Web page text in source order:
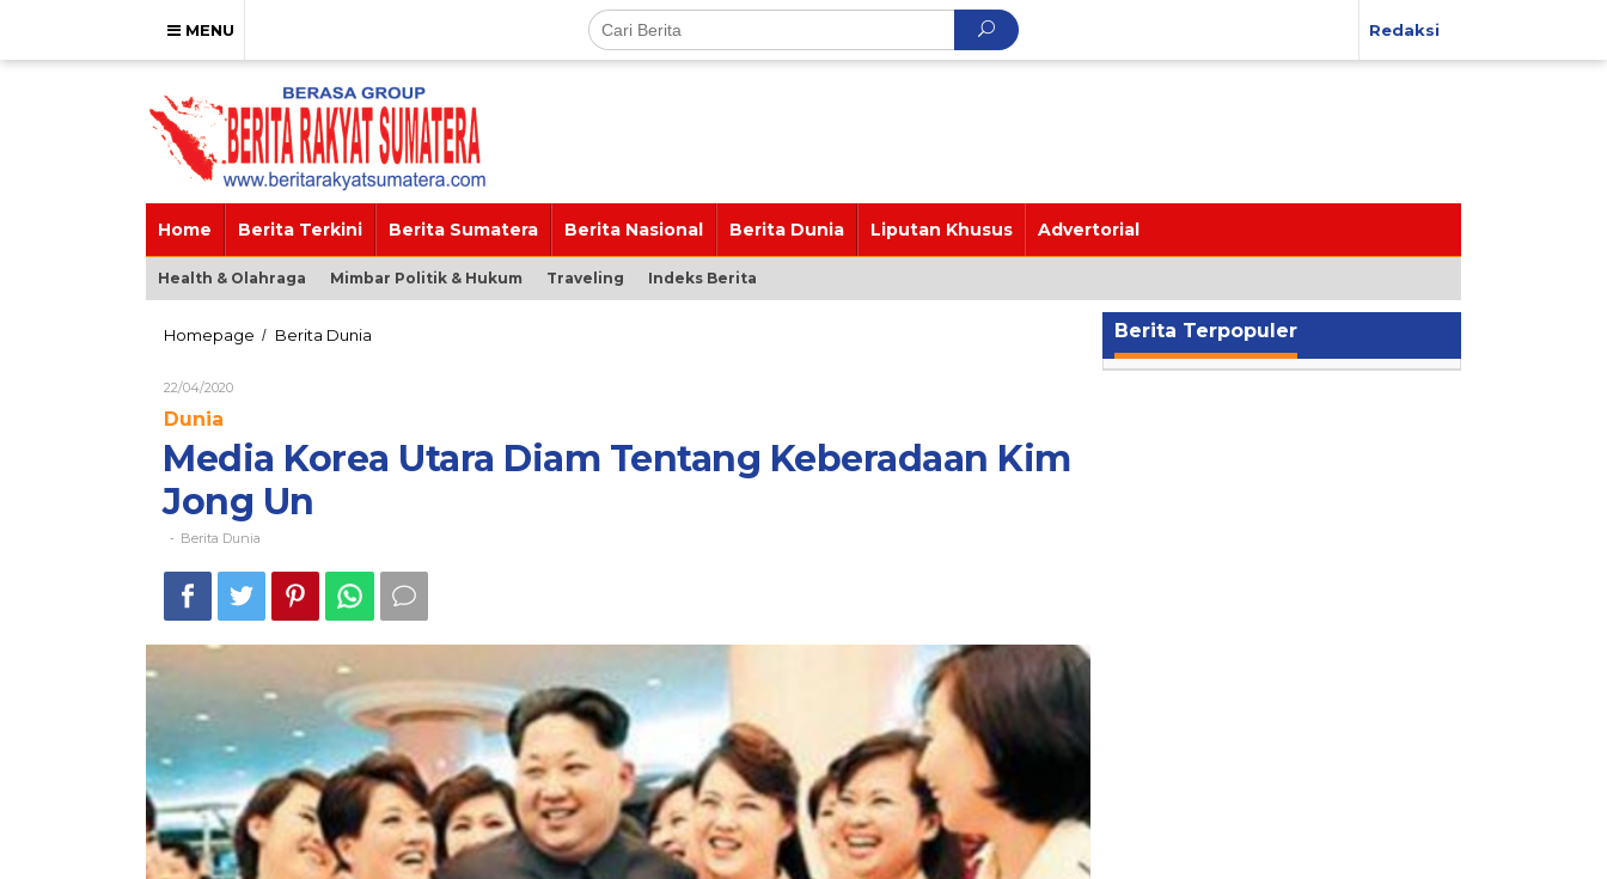
MENU Redaksi
Home Berita Terkini Berita Sumatera Berita Nasional Berita Dunia Liputan Khusus Advertorial
Health & Olahraga Mimbar Politik & Hukum Traveling Indeks Berita
Homepage / Berita Dunia
Keberadaan
Kim
22/04/2020Oleh
Dunia
Media Korea Utara Diam Tentang Keberadaan Kim
Jong Un
- Berita Dunia
Berita Terpopuler